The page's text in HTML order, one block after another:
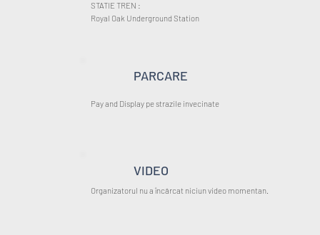
STATIE TREN :
Royal Oak Underground Station
PARCARE
Pay and Display pe strazile invecinate
VIDEO
Organizatorul nu a încărcat niciun video momentan.